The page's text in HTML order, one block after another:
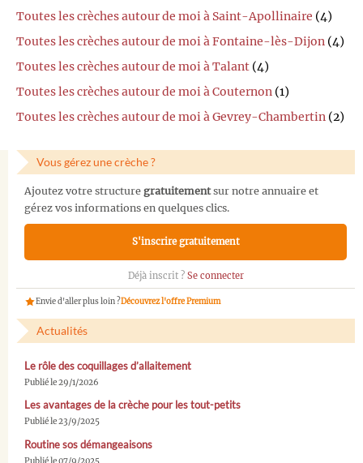
Toutes les crèches autour de moi à Saint-Apollinaire (4)
Toutes les crèches autour de moi à Fontaine-lès-Dijon (4)
Toutes les crèches autour de moi à Talant (4)
Toutes les crèches autour de moi à Couternon (1)
Toutes les crèches autour de moi à Gevrey-Chambertin (2)
Vous gérez une crèche ?
Ajoutez votre structure gratuitementsur notre annuaire et
gérez vos informations en quelques clics.
S'inscrire gratuitement
Déjà inscrit ? Se connecter
Envie d'aller plus loin ?Découvrez l'offre Premium
Actualités
Le rôle des coquillages d’allaitement
Publié le 29/1/2026
Les avantages de la crèche pour les tout-petits
Publié le 23/9/2025
Routine sos démangeaisons